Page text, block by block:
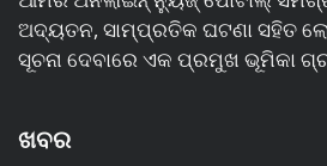
ଅଦ୍ୟତନ, ସାମ୍ପ୍ରତିକ ଘଟଣା ସହିତ
ସୂଚନା ଦେବାରେ ଏକ ପ୍ରମୁଖ ଭୂମିକା
ଖବର